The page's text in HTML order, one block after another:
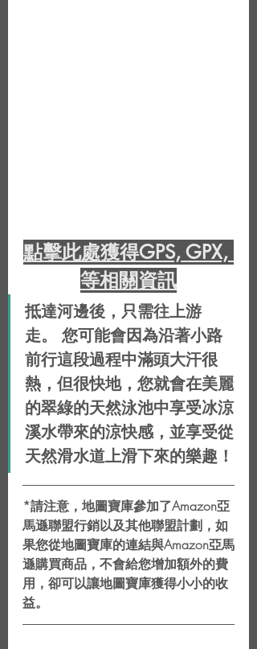
點擊此處獲得GPS, GPX,
等相關資訊
抵達河邊後，只需往上游
走。 您可能會因為沿著小路
前行這段過程中滿頭大汗很
熱，但很快地，您就會在美麗
的翠綠的天然泳池中享受冰涼
溪水帶來的涼快感，並享受從
天然滑水道上滑下來的樂趣！
*請注意，地圖寶庫參加了Amazon亞
馬遜聯盟行銷以及其他聯盟計劃，如
果您從地圖寶庫的連結與Amazon亞馬
遜購買商品，不會給您增加額外的費
用，卻可以讓地圖寶庫獲得小小的收
益。